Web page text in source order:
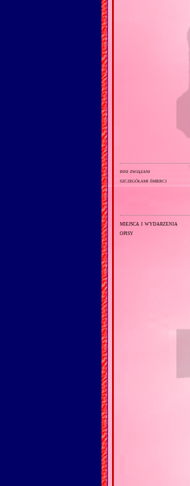
inni związani
szczegółami śmierci
miejsca i wydarzenia
opisy